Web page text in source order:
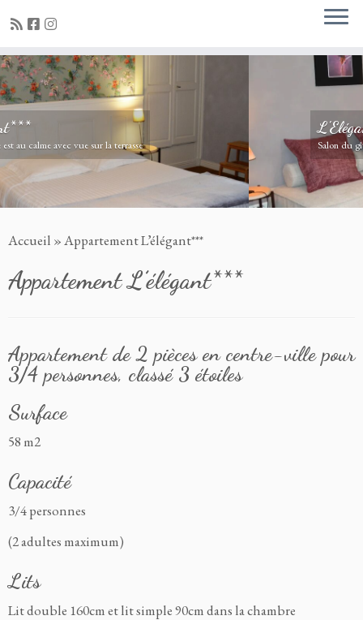
Passer
au
contenu
L'Elégant***
Salon du gîte l'élégant de la Petite Roche
Accueil »Appartement L’élégant***
Appartement L’élégant***
Appartement de 2 pièces en centre-ville pour
3/4 personnes, classé 3 étoiles
Surface
58 m2
Capacité
3/4 personnes
(2 adultes maximum)
Lits
Lit double 160cm et lit simple 90cm dans la chambre